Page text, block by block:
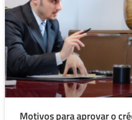
Motivos para aprovar o